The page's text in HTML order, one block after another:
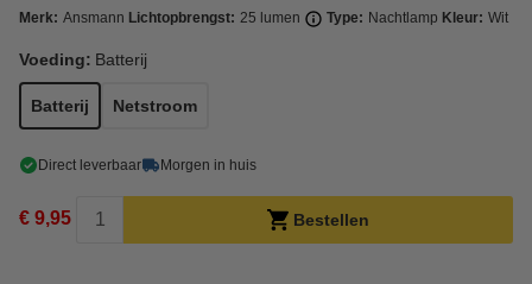
Merk: Ansmann Lichtopbrengst: 25 lumen Type: Nachtlamp Kleur: Wit
Voeding: Batterij
Batterij Netstroom
Direct leverbaar Morgen in huis
€ 9,95 Bestellen